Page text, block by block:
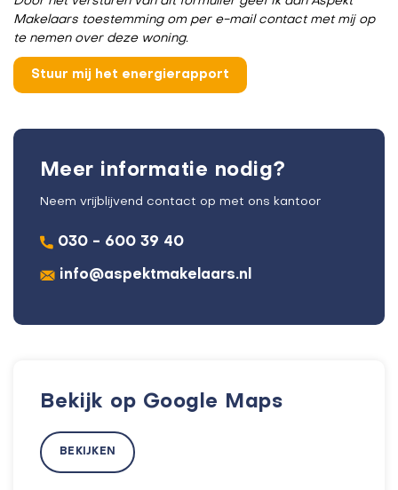
Makelaars toestemming om per e-mail contact met mij op
te nemen over deze woning.
Meer informatie nodig?
Neem vrijblijvend contact op met ons kantoor
030 - 600 39 40
info@aspektmakelaars.nl
Bekijk op Google Maps
BEKIJKEN